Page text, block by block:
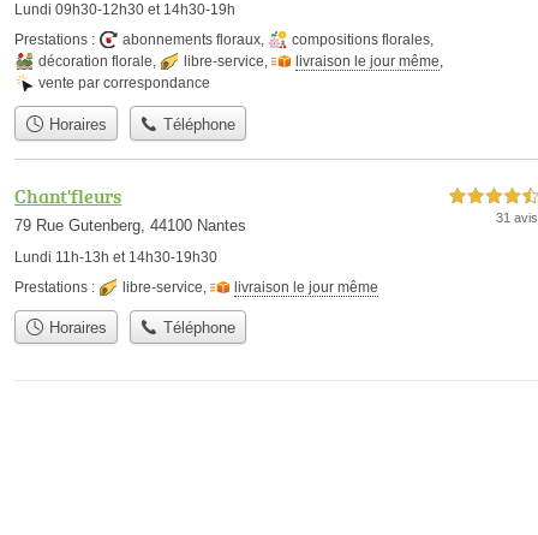
Lundi 09h30-12h30 et 14h30-19h
Prestations : abonnements floraux, compositions florales,
décoration florale, libre-service, livraison le jour même,
vente par correspondance
Horaires Téléphone
Chant'fleurs
79 Rue Gutenberg, 44100 Nantes
Lundi 11h-13h et 14h30-19h30
4,5 étoiles sur 5
31 avis
Prestations : libre-service livraison le jour même
Horaires Téléphone